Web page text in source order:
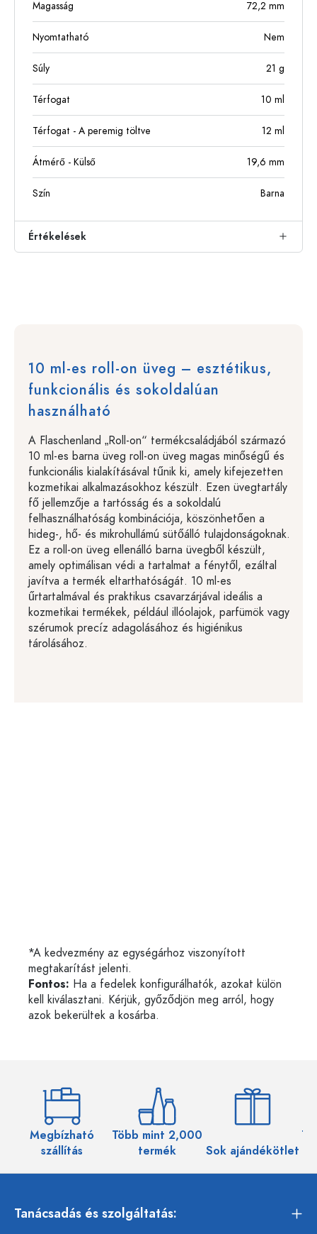
Magasság 72,2 mm
Nyomtatható Nem
Súly 21 g
Térfogat 10 ml
Térfogat - A peremig töltve 12 ml
Átmérő - Külső 19,6 mm
Szín Barna
Értékelések
10 ml-es roll-on üveg – esztétikus,
funkcionális és sokoldalúan
használható
A Flaschenland „Roll-on“ termékcsaládjából származó
10 ml-es barna üveg roll-on üveg magas minőségű és
funkcionális kialakításával tűnik ki, amely kifejezetten
kozmetikai alkalmazásokhoz készült. Ezen üvegtartály
fő jellemzője a tartósság és a sokoldalú
felhasználhatóság kombinációja, köszönhetően a
hideg-, hő- és mikrohullámú sütőálló tulajdonságoknak.
Ez a roll-on üveg ellenálló barna üvegből készült,
amely optimálisan védi a tartalmat a fénytől, ezáltal
javítva a termék eltarthatóságát. 10 ml-es
űrtartalmával és praktikus csavarzárjával ideális a
kozmetikai termékek, például illóolajok, parfümök vagy
szérumok precíz adagolásához és higiénikus
tárolásához.
*A kedvezmény az egységárhoz viszonyított
megtakarítást jelenti.
Fontos: Ha a fedelek konfigurálhatók, azokat külön
kell kiválasztani. Kérjük, győződjön meg arról, hogy
azok bekerültek a kosárba.
Megbízható
szállítás
Több mint 2,000
termék
Sok ajándékötlet
Tanácsadás és szolgáltatás: